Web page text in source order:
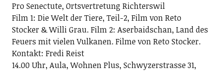
Pro Senectute, Ortsvertretung Richterswil
Film 1: Die Welt der Tiere, Teil-2, Film von Reto
Stocker & Willi Grau. Film 2: Aserbaidschan, Land des
Feuers mit vielen Vulkanen. Filme von Reto Stocker.
Kontakt: Fredi Reist
14.00 Uhr, Aula, Wohnen Plus, Schwyzerstrasse 31,